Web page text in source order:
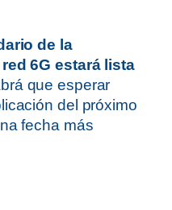
de la
6G estará lista
que esperar
del próximo
fecha más